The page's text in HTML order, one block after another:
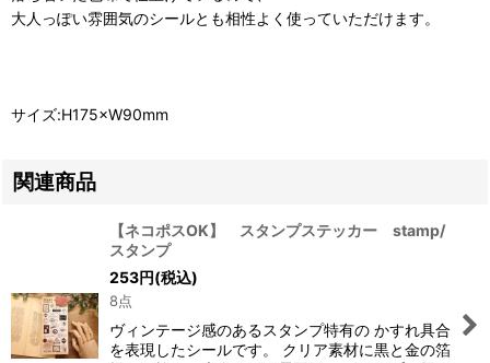
大人っぽい雰囲気のシールとも相性よく使っていただけます。
サイズ:H175×W90mm
関連商品
【ネコポスOK】 スタンプステッカー stamp/
スタンプ
253円(税込)
8点
ヴィンテージ感のあるスタンプ特有の かすれ具合
を表現したシールです。 クリア素材に黒と金の箔